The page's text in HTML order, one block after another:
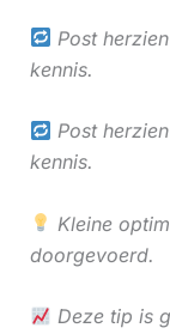
Post
kennis.
Post
kennis.
Kleine
doorgevoerd.
Deze tip is